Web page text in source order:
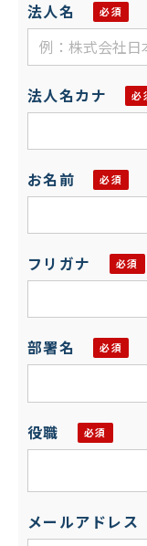
法人名
法人名カナ
お名前
フリガナ
部署名
役職
メールアドレス